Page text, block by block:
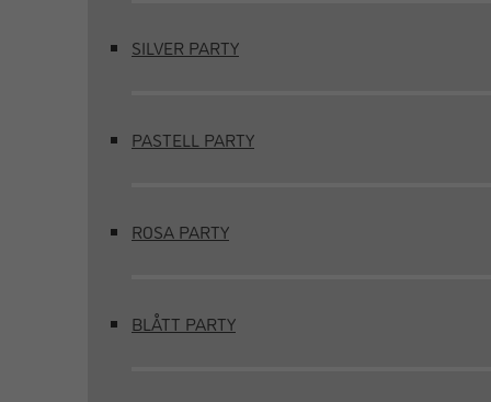
SILVER PARTY
PASTELL PARTY
ROSA PARTY
BLÅTT PARTY